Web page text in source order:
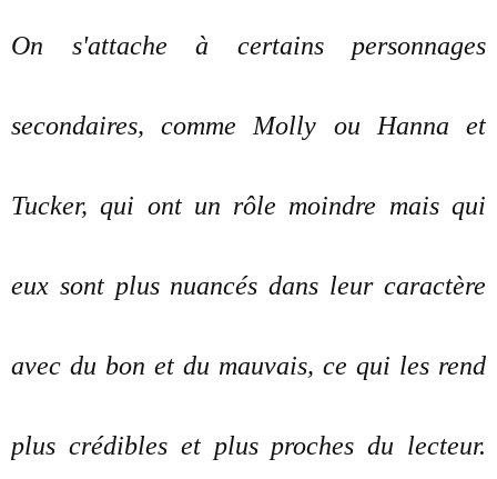
On s'attache à certains personnages
secondaires, comme Molly ou Hanna et
Tucker, qui ont un rôle moindre mais qui
eux sont plus nuancés dans leur caractère
avec du bon et du mauvais, ce qui les rend
plus crédibles et plus proches du lecteur.